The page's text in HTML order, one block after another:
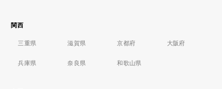
関西
三重県 滋賀県 京都府 大阪府
兵庫県 奈良県 和歌山県